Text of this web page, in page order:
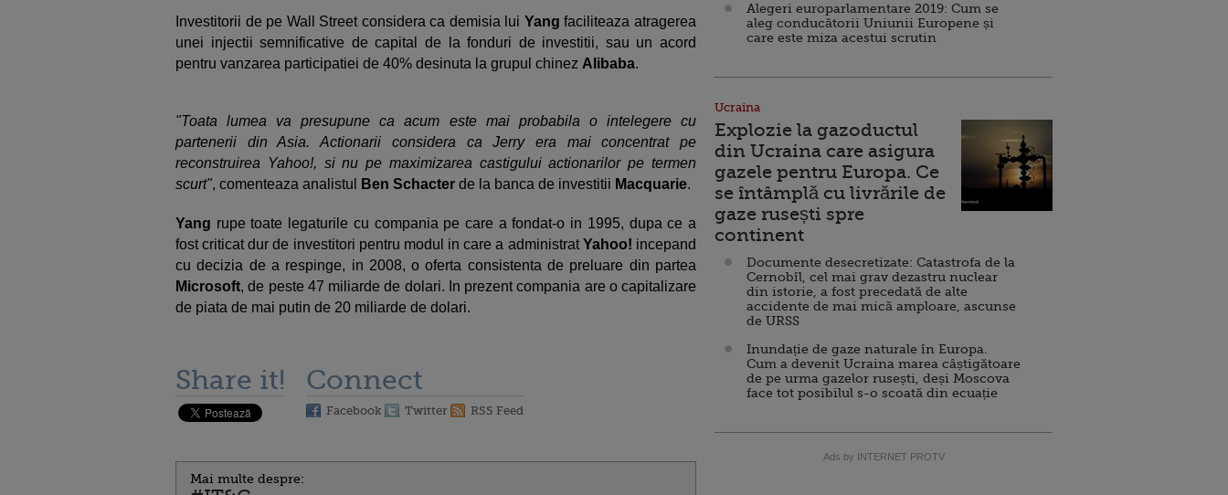
Investitorii de pe Wall Street considera ca demisia lui Yang faciliteaza atragerea
unei injectii semnificative de capital de la fonduri de investitii, sau un acord
pentru vanzarea participatiei de 40% desinuta la grupul chinez Alibaba.
"Toata lumea va presupune ca acum este mai probabila o intelegere cu
partenerii din Asia. Actionarii considera ca Jerry era mai concentrat pe
reconstruirea Yahoo!, si nu pe maximizarea castigului actionarilor pe termen
scurt", comenteaza analistul Ben Schacter de la banca de investitii Macquarie.
Yang rupe toate legaturile cu compania pe care a fondat-o in 1995, dupa ce a
fost criticat dur de investitori pentru modul in care a administratYahoo! incepand
cu decizia de a respinge, in 2008, o oferta consistenta de preluare din partea
Microsoft, de peste 47 miliarde de dolari. In prezent compania are o capitalizare
de piata de mai putin de 20 miliarde de dolari.
Share it! Connect
Facebook Twitter RSS Feed
Mai multe despre:
Alegeri europarlamentare 2019: Cum se
aleg conducătorii Uniunii Europene și
care este miza acestui scrutin
Ucraina
Explozie la gazoductul
din Ucraina care asigura
gazele pentru Europa. Ce
se întâmplă cu livrările de
gaze rusești spre
continent
Documente desecretizate: Catastrofa de la
Cernobîl, cel mai grav dezastru nuclear
din istorie, a fost precedată de alte
accidente de mai mică amploare, ascunse
de URSS
Inundație de gaze naturale în Europa.
Cum a devenit Ucraina marea câștigătoare
de pe urma gazelor rusești, deși Moscova
face tot posibilul s-o scoată din ecuație
Ads by INTERNET PROTV